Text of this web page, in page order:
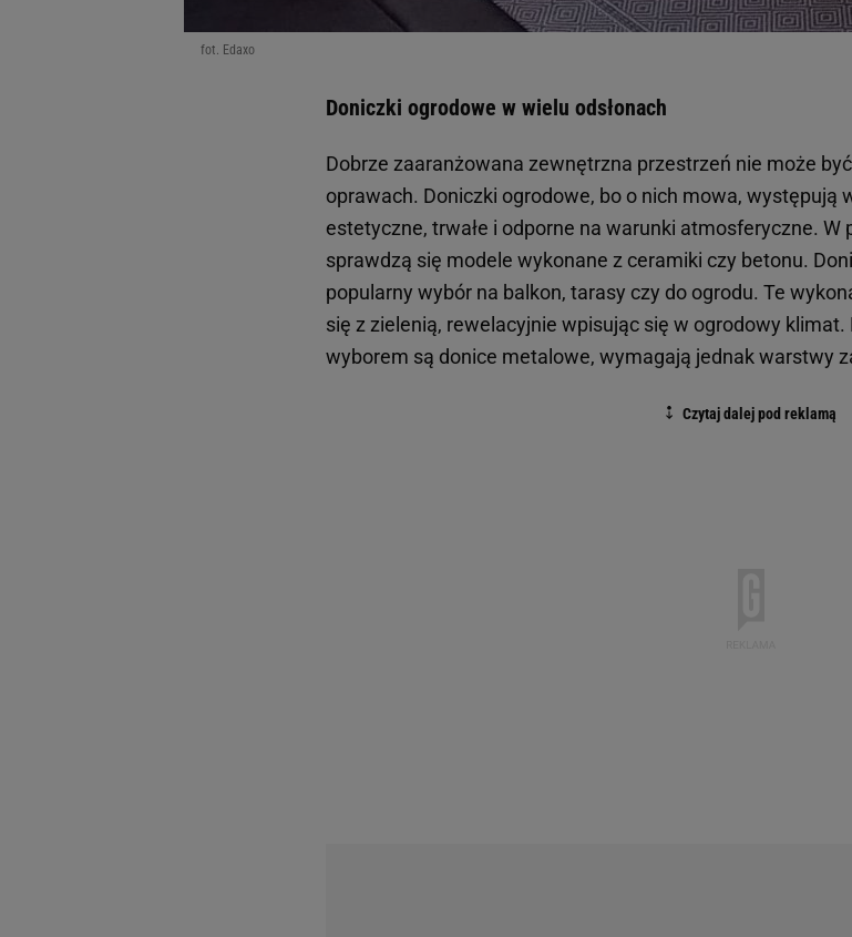
fot. Edaxo
Doniczki ogrodowe w wielu odsłonach
Dobrze zaaranżowana zewnętrzna przestrzeń nie może
oprawach. Doniczki ogrodowe, bo o nich mowa, występują
estetyczne, trwałe i odporne na warunki atmosferyczne.
sprawdzą się modele wykonane z ceramiki czy betonu.
popularny wybór na balkon, tarasy czy do ogrodu. Te
się z zielenią, rewelacyjnie wpisując się w ogrodowy
wyborem są donice metalowe, wymagają jednak warstwy